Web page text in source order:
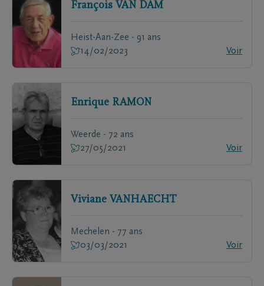
François VAN DAM
Heist-Aan-Zee - 91 ans
14/02/2023
Voir
Enrique RAMON
Weerde - 72 ans
27/05/2021
Voir
Viviane VANHAECHT
Mechelen - 77 ans
03/03/2021
Voir